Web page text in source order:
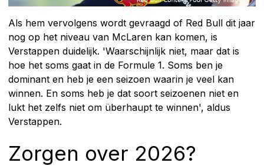
Als hem vervolgens wordt gevraagd of Red Bull dit jaar
nog op het niveau van McLaren kan komen, is
Verstappen duidelijk. 'Waarschijnlijk niet, maar dat is
hoe het soms gaat in de Formule 1. Soms ben je
dominant en heb je een seizoen waarin je veel kan
winnen. En soms heb je dat soort seizoenen niet en
lukt het zelfs niet om überhaupt te winnen', aldus
Verstappen.
Zorgen over 2026?